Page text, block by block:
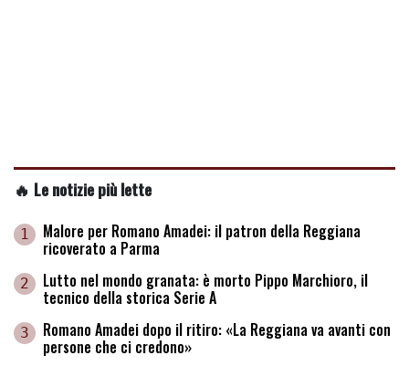
🔥 Le notizie più lette
1 Malore per Romano Amadei: il patron della Reggiana
ricoverato a Parma
2 Lutto nel mondo granata: è morto Pippo Marchioro, il
tecnico della storica Serie A
3 Romano Amadei dopo il ritiro: «La Reggiana va avanti con
persone che ci credono»